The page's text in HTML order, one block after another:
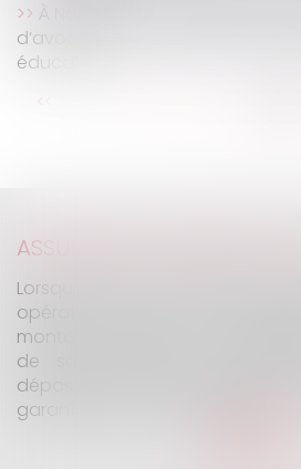
À Nanterre, on expérimente
d’avocat pour chaque mineur
éducative
Lorsqu'un contrat d'assurance
opérations dont le coût
montant, l'assuré ne peut
de son assureur s'il
dépassant ce seuil sans avoir
garantie prévue au contrat...